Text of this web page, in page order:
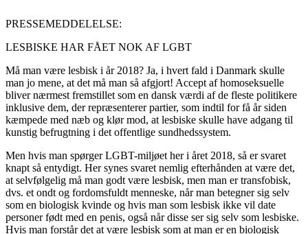
PRESSEMEDDELELSE:
LESBISKE HAR FÅET NOK AF LGBT
Må man være lesbisk i år 2018? Ja, i hvert fald i Danmark skulle
man jo mene, at det må man så afgjort! Accept af homoseksuelle
bliver nærmest fremstillet som en dansk værdi af de fleste politikere
inklusive dem, der repræsenterer partier, som indtil for få år siden
kæmpede med næb og klør mod, at lesbiske skulle have adgang til
kunstig befrugtning i det offentlige sundhedssystem.
Men hvis man spørger LGBT-miljøet her i året 2018, så er svaret
knapt så entydigt. Her synes svaret nemlig efterhånden at være det,
at selvfølgelig må man godt være lesbisk, men man er transfobisk,
dvs. et ondt og fordomsfuldt menneske, når man betegner sig selv
som en biologisk kvinde og hvis man som lesbisk ikke vil date
personer født med en penis, også når disse ser sig selv som lesbiske.
Hvis man forstår det at være lesbisk som at man er en biologisk